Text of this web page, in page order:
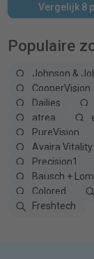
Vergelijk 8
Populaire
Johnson &
CooperVision
Dailies
atrea
PureVision
Avaira Vitality
Precision1
Bausch +
Colored
Freshtech